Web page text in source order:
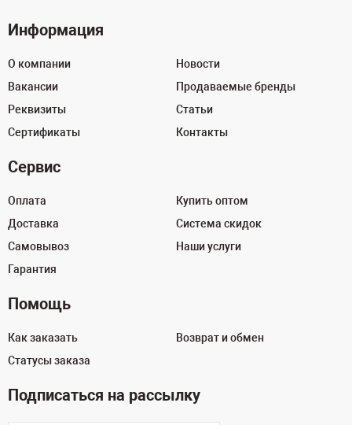
Информация
О компании
Вакансии
Реквизиты
Сертификаты
Новости
Продаваемые бренды
Статьи
Контакты
Сервис
Оплата
Доставка
Самовывоз
Гарантия
Купить оптом
Система скидок
Наши услуги
Помощь
Как заказать
Статусы заказа
Возврат и обмен
Подписаться на рассылку